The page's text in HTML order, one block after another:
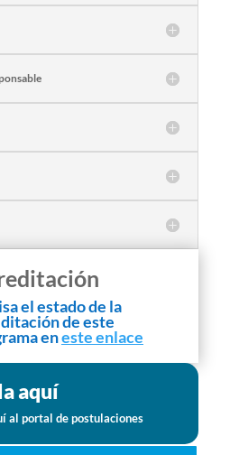
el estado de la
de este
eneste enlace
aquí
al portal de postulaciones